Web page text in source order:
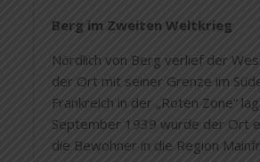
Berg im Zweiten Weltkrieg
Nördlich von Berg verlief der
der Ort mit seiner Grenze im
Frankreich in der „Roten Zone“
September 1939 wurde der Ort
die Bewohner in die Region